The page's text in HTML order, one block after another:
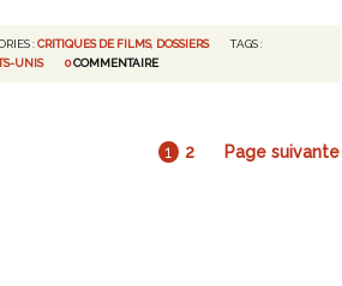
:CRITIQUES DE FILMS, DOSSIERS
TAGS :
UNIS 0COMMENTAIRE
1 2 Page suivante